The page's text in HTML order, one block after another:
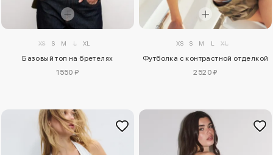
XS S M L XL
Базовый топ на бретелях
1550 ₽
XS S M L XL
Футболка с контрастной отделкой
2520 ₽